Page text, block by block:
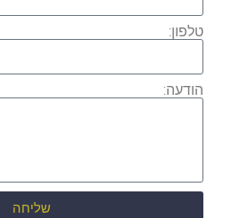
טלפון:
הודעה:
שליחה